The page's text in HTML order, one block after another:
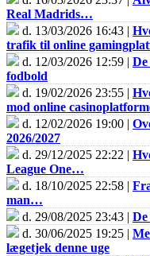
Real Madrids…
d. 13/03/2026 16:43 |
trafik til online
d. 12/03/2026 12:59 |
fodbold
d. 19/02/2026 23:55 |
mod online
d. 12/02/2026 19:00 |
2026/2027
d. 29/12/2025 22:22 |
League One…
d. 18/10/2025 22:58 |
man…
d. 29/08/2025 23:43 |
d. 30/06/2025 19:25 |
lægetjek denne uge